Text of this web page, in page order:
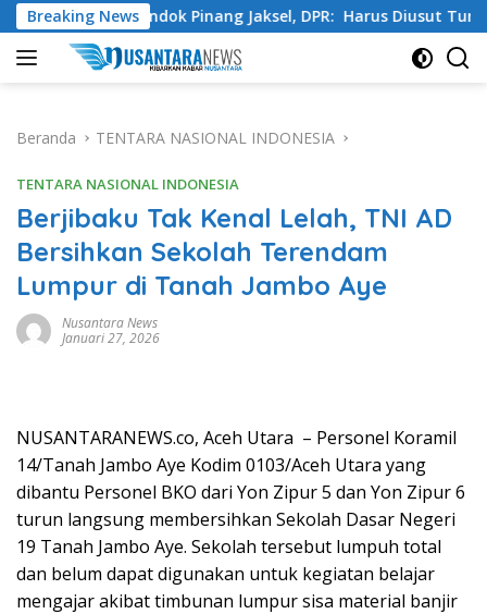
Langsung
ke
konten
Breaking News
Pondok Pinang Jaksel, DPR: Harus Diusut Tuntas
Beranda TENTARA NASIONAL INDONESIA
TENTARA NASIONAL INDONESIA
Berjibaku Tak Kenal Lelah, TNI AD
Bersihkan Sekolah Terendam
Lumpur di Tanah Jambo Aye
Nusantara News
Januari 27, 2026
NUSANTARANEWS.co, Aceh Utara – Personel Koramil
14/Tanah Jambo Aye Kodim 0103/Aceh Utara yang
dibantu Personel BKO dari Yon Zipur 5 dan Yon Zipur 6
turun langsung membersihkan Sekolah Dasar Negeri
19 Tanah Jambo Aye. Sekolah tersebut lumpuh total
dan belum dapat digunakan untuk kegiatan belajar
mengajar akibat timbunan lumpur sisa material banjir